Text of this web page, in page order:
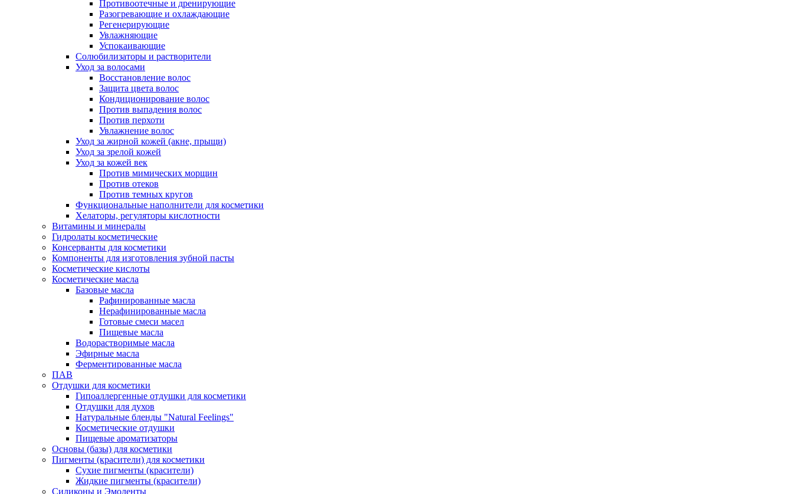
Противоотечные и дренирующие
Разогревающие и охлаждающие
Регенерирующие
Увлажняющие
Успокаивающие
Солюбилизаторы и растворители
Уход за волосами
Восстановление волос
Защита цвета волос
Кондиционирование волос
Против выпадения волос
Против перхоти
Увлажнение волос
Уход за жирной кожей (акне, прыщи)
Уход за зрелой кожей
Уход за кожей век
Против мимических морщин
Против отеков
Против темных кругов
Функциональные наполнители для косметики
Хелаторы, регуляторы кислотности
Витамины и минералы
Гидролаты косметические
Консерванты для косметики
Компоненты для изготовления зубной пасты
Косметические кислоты
Косметические масла
Базовые масла
Рафинированные масла
Нерафинированные масла
Готовые смеси масел
Пищевые масла
Водорастворимые масла
Эфирные масла
Ферментированные масла
ПАВ
Отдушки для косметики
Гипоаллергенные отдушки для косметики
Отдушки для духов
Натуральные бленды "Natural Feelings"
Косметические отдушки
Пищевые ароматизаторы
Основы (базы) для косметики
Пигменты (красители) для косметики
Сухие пигменты (красители)
Жидкие пигменты (красители)
Силиконы и Эмоленты